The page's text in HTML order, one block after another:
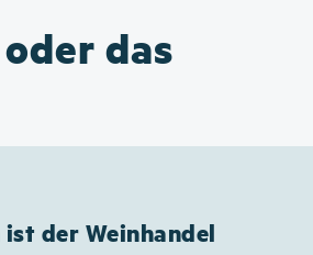
das
der Weinhandel